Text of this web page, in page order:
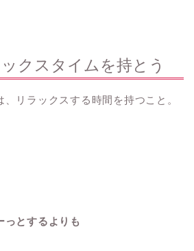
クスタイムを持とう
リラックスする時間を持つこと。
っとするよりも